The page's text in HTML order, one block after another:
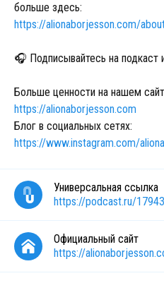
больше здесь:
https://alionaborjesson.com/
🎧 Подписывайтесь на подкаст
Больше ценности на нашем
https://alionaborjesson.com
Блог в социальных сетях:
https://www.instagram.com/
Универсальная ссылка
https://podcast.ru/
Официальный сайт
https://